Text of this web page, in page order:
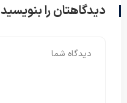
دیدگاهتان را بنویسید